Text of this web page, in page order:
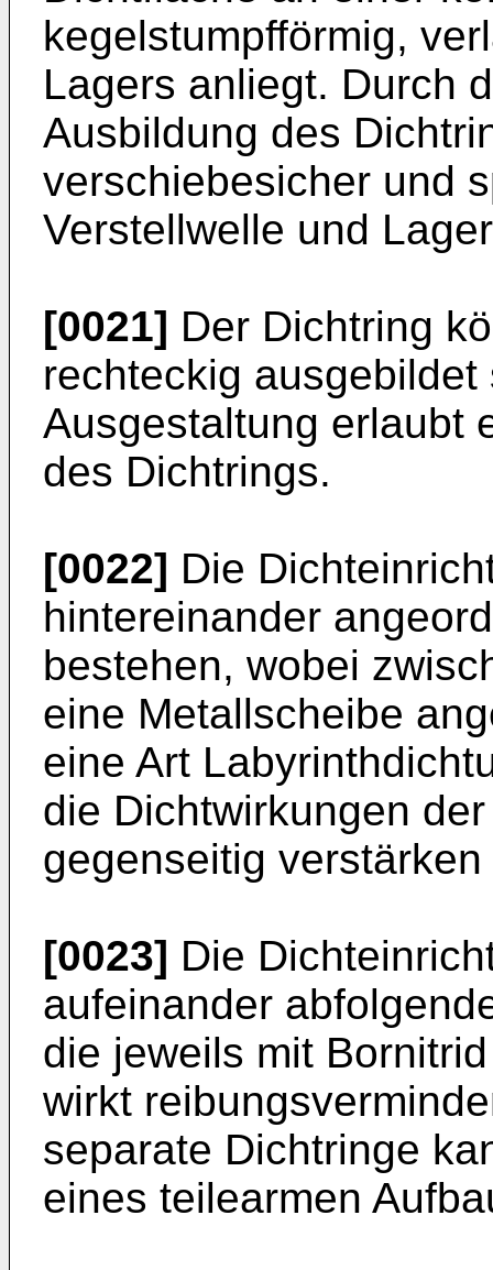
kegelstumpfförmig,
Lagers anliegt. Durch
Ausbildung des
verschiebesicher und
Verstellwelle und
[0021] Der Dichtring
rechteckig
Ausgestaltung erlaubt
des Dichtrings.
[0022] Die
hintereinander
bestehen, wobei
eine Metallscheibe
eine Art
die Dichtwirkungen
gegenseitig
[0023] Die
aufeinander
die jeweils mit
wirkt
separate Dichtringe
eines teilearmen